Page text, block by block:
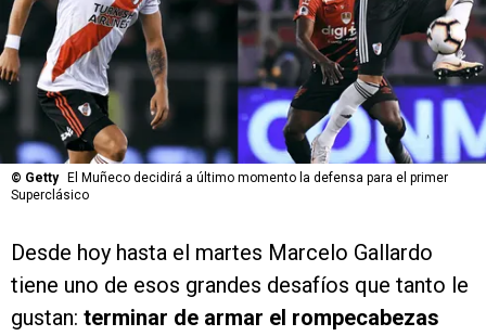
© Getty
El Muñeco decidirá a último momento la defensa para el primer
Superclásico
Desde hoy hasta el martes Marcelo Gallardo
tiene uno de esos grandes desafíos que tanto le
gustan: terminar de armar el rompecabezas